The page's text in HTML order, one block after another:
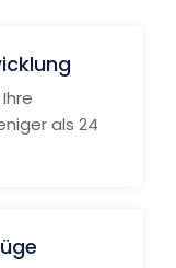
als 24